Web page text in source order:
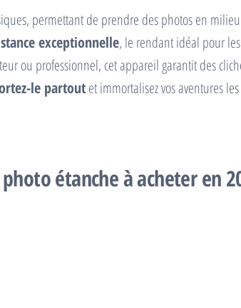
permettant de prendre des photos en milieu
exceptionnelle, le rendant idéal pour
ou professionnel, cet appareil garantit des
le partoutet immortalisez vos aventures
étanche à acheter en